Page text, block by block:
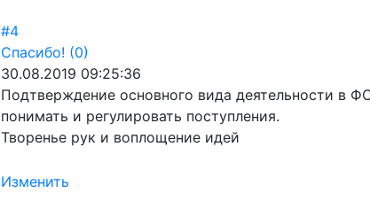
#4
Спасибо! (0)
30.08.2019 09:25:36
Подтверждение основного вида деятельности в
понимать и регулировать поступления.
Творенье рук и воплощение идей
Изменить